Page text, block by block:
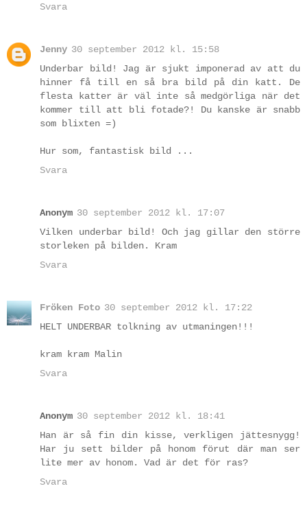
Svara
Jenny 30 september 2012 kl. 15:58
Underbar bild! Jag är sjukt imponerad av att du
hinner få till en så bra bild på din katt. De
flesta katter är väl inte så medgörliga när det
kommer till att bli fotade?! Du kanske är snabb
som blixten =)
Hur som, fantastisk bild ...
Svara
Anonym 30 september 2012 kl. 17:07
Vilken underbar bild! Och jag gillar den större
storleken på bilden. Kram
Svara
Fröken Foto 30 september 2012 kl. 17:22
HELT UNDERBAR tolkning av utmaningen!!!
kram kram Malin
Svara
Anonym 30 september 2012 kl. 18:41
Han är så fin din kisse, verkligen jättesnygg!
Har ju sett bilder på honom förut där man ser
lite mer av honom. Vad är det för ras?
Svara